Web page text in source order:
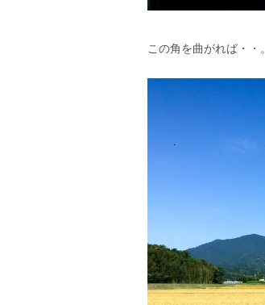
この角を曲がれば・・。